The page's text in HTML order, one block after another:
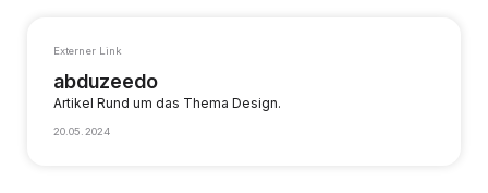
Externer Link
abduzeedo
Artikel Rund um das Thema Design.
20.05.2024